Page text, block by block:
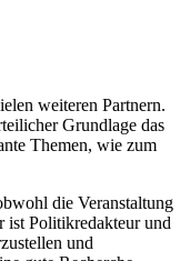
weiteren Partnern.
Grundlage das
Themen, wie zum
die Veranstaltung
ist Politikredakteur und
und